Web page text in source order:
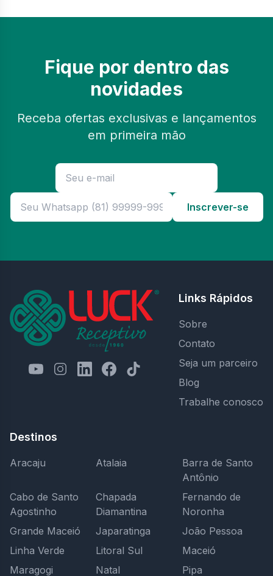
Fique por dentro das
novidades
Receba ofertas exclusivas e lançamentos
em primeira mão
Inscrever-se
Links Rápidos
Sobre
Contato
Seja um parceiro
Blog
Trabalhe conosco
Destinos
Aracaju Atalaia
Barra de Santo
Antônio
Cabo de Santo
Agostinho
Chapada
Diamantina
Fernando de
Noronha
Grande Maceió
Japaratinga
João Pessoa
Linha Verde
Litoral Sul
Maceió
Maragogi
Natal Pipa